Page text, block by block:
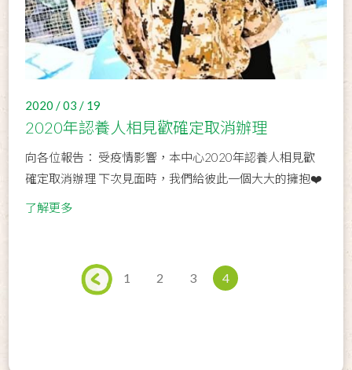
2020 / 03 / 19
2020年認養人相見歡確定取消辦理
向各位報告： 受疫情影響，本中心2020年認養人相見歡
確定取消辦理 下次見面時，我們給彼此一個大大的擁抱❤️
了解更多
1 2 3 4